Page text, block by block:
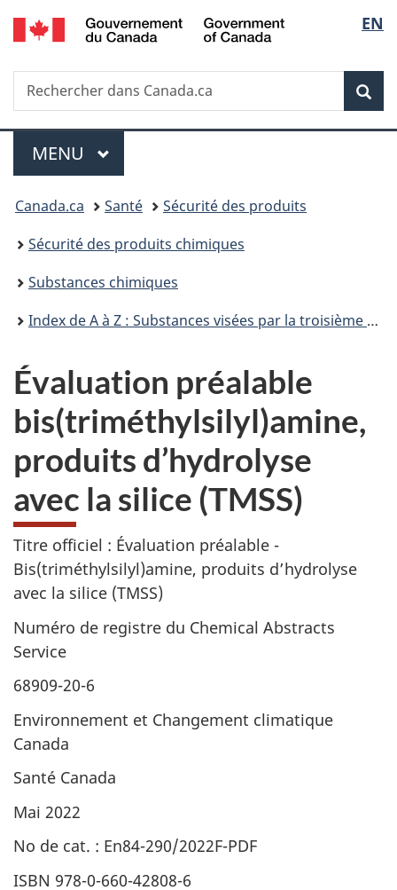
Passer
au
principal
Passer
à
Au
du
Passer
à
version
simplifiée
de
la
EN
Recherche
Rechercher
dans
Menu
MENU PRINCIPAL
Vous
êtes
ici :
Canada.ca Santé
Sécurité des produits
Sécurité des produits chimiques
Substances chimiques
Index de A à Z : Substances visées par la troisième phase du Plan de gestion des produits chimiques
Évaluation préalable
bis(triméthylsilyl)amine,
produits d’hydrolyse
avec la silice (TMSS)
Titre officiel : Évaluation préalable -
Bis(triméthylsilyl)amine, produits d’hydrolyse
avec la silice (TMSS)
Numéro de registre du Chemical Abstracts
Service
68909-20-6
Environnement et Changement climatique
Canada
Santé Canada
Mai 2022
No de cat. : En84-290/2022F-PDF
ISBN 978-0-660-42808-6